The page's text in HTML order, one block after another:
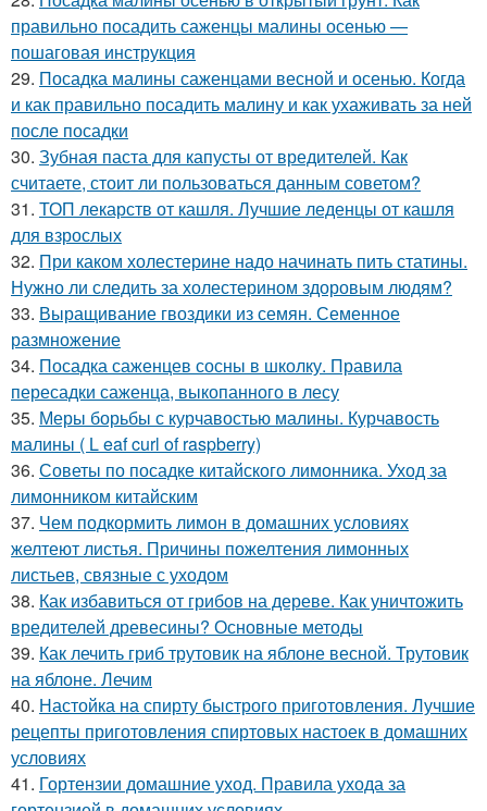
правильно посадить саженцы малины осенью —
пошаговая инструкция
29. Посадка малины саженцами весной и осенью. Когда
и как правильно посадить малину и как ухаживать за ней
после посадки
30. Зубная паста для капусты от вредителей. Как
считаете, стоит ли пользоваться данным советом?
31. ТОП лекарств от кашля. Лучшие леденцы от кашля
для взрослых
32. При каком холестерине надо начинать пить статины.
Нужно ли следить за холестерином здоровым людям?
33. Выращивание гвоздики из семян. Семенное
размножение
34. Посадка саженцев сосны в школку. Правила
пересадки саженца, выкопанного в лесу
35. Меры борьбы с курчавостью малины. Курчавость
малины ( L eaf curl of raspberry)
36. Советы по посадке китайского лимонника. Уход за
лимонником китайским
37. Чем подкормить лимон в домашних условиях
желтеют листья. Причины пожелтения лимонных
листьев, связные с уходом
38. Как избавиться от грибов на дереве. Как уничтожить
вредителей древесины? Основные методы
39. Как лечить гриб трутовик на яблоне весной. Трутовик
на яблоне. Лечим
40. Настойка на спирту быстрого приготовления. Лучшие
рецепты приготовления спиртовых настоек в домашних
условиях
41. Гортензии домашние уход. Правила ухода за